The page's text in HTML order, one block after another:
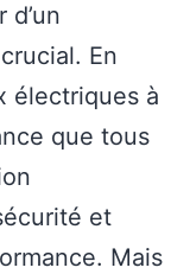
d’un
En
électriques à
que tous
et
Mais